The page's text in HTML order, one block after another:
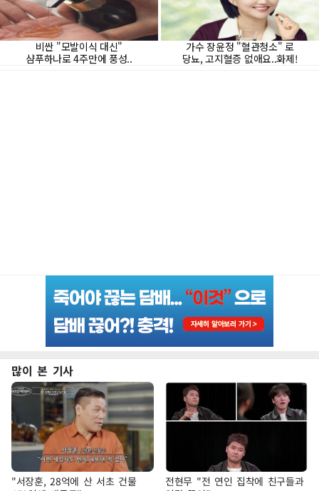
많이 본 기사
"서장훈, 28억에 산 서초 건물
전현무 "전 연인 집착에 친구들과